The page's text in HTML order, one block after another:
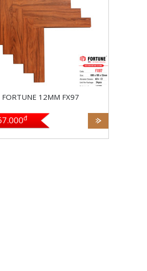
AC4, kháng nước tốt,
mọt
24 Pcs/Box = 1.52712m2
HDF made in Malaysia
FORTUNE 12MM FX97
đ